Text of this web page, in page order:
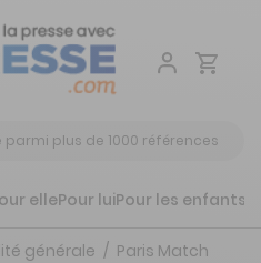
Aller
ellePour luiPour les enfants
générale Paris Match